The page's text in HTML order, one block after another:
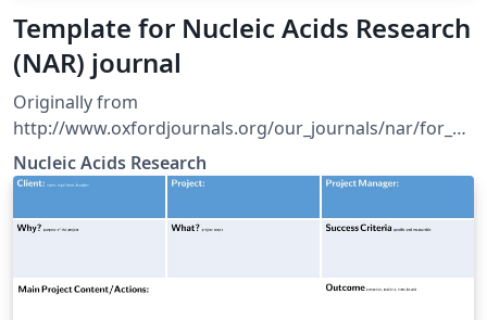
Template for Nucleic Acids Research
(NAR) journal
Originally from
http://www.oxfordjournals.org/our_journals/nar/for_au
thors/msprep_submission.html
Nucleic Acids Research